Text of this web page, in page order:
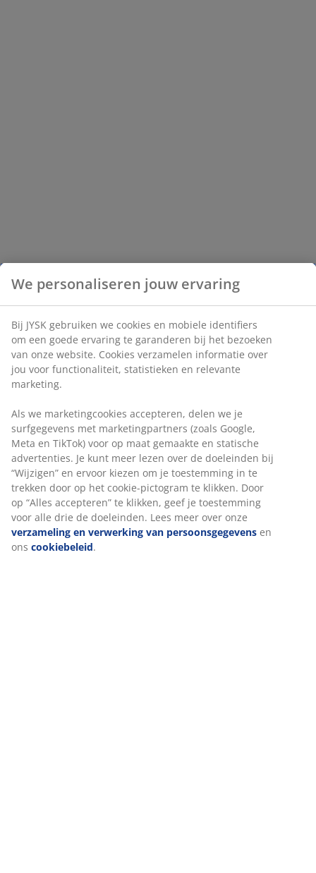
We personaliseren jouw ervaring
Bij JYSK gebruiken we cookies en mobiele identifiers
om een goede ervaring te garanderen bij het bezoeken
van onze website. Cookies verzamelen informatie over
jou voor functionaliteit, statistieken en relevante
marketing.
Als we marketingcookies accepteren, delen we je
surfgegevens met marketingpartners (zoals Google,
Meta en TikTok) voor op maat gemaakte en statische
advertenties. Je kunt meer lezen over de doeleinden bij
“Wijzigen” en ervoor kiezen om je toestemming in te
trekken door op het cookie-pictogram te klikken. Door
op “Alles accepteren” te klikken, geef je toestemming
voor alle drie de doeleinden. Lees meer over onze
verzameling en verwerking van persoonsgegevens en
ons cookiebeleid.